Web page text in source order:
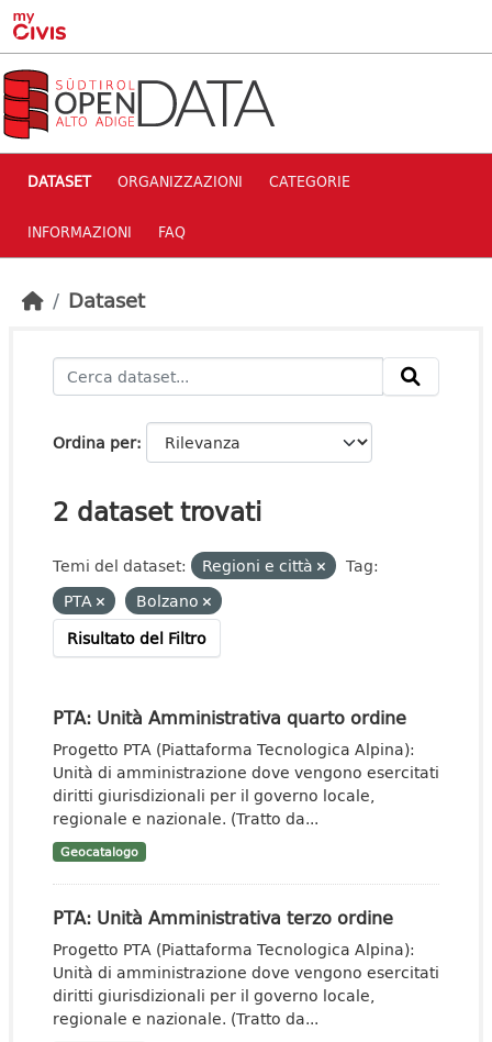
Skip to main content
DATASET ORGANIZZAZIONI CATEGORIE
INFORMAZIONI FAQ
Dataset
Ordina per
2 dataset trovati
Temi del dataset: Regioni e città
Tag:
PTA
Bolzano
Risultato del Filtro
PTA: Unità Amministrativa quarto ordine
Progetto PTA (Piattaforma Tecnologica Alpina):
Unità di amministrazione dove vengono esercitati
diritti giurisdizionali per il governo locale,
regionale e nazionale. (Tratto da...
Geocatalogo
PTA: Unità Amministrativa terzo ordine
Progetto PTA (Piattaforma Tecnologica Alpina):
Unità di amministrazione dove vengono esercitati
diritti giurisdizionali per il governo locale,
regionale e nazionale. (Tratto da...